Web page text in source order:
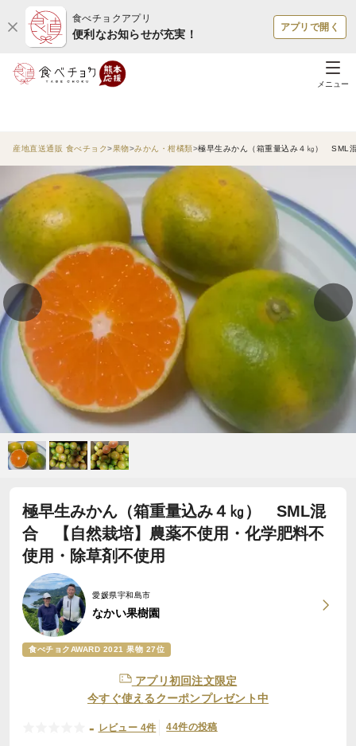
食べチョクアプリ
便利なお知らせが充実！
アプリで開く
メニュー
産地直送通販 食べチョク 果物 みかん・柑橘類 極早生みかん（箱重量込み４㎏） SML
極早生みかん（箱重量込み４㎏） SML混
合 【自然栽培】農薬不使用・化学肥料不
使用・除草剤不使用
愛媛県宇和島市
なかい果樹園
食べチョクAWARD 2021 果物 27位
アプリ初回注文限定
今すぐ使えるクーポンプレゼント中
- レビュー 4件 44件の投稿